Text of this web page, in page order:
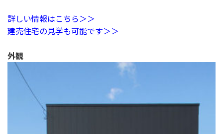
詳しい情報はこちら＞＞
建売住宅の見学も可能です＞＞
外観